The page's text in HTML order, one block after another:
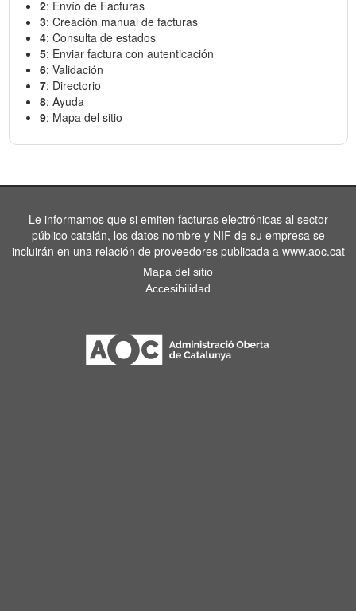
2: Envío de Facturas
3: Creación manual de facturas
4: Consulta de estados
5: Enviar factura con autenticación
6: Validación
7: Directorio
8: Ayuda
9: Mapa del sitio
Le informamos que si emiten facturas electrónicas al sector
público catalán, los datos nombre y NIF de su empresa se
incluirán en una relación de proveedores publicada a www.aoc.cat
Mapa del sitio
Accesibilidad